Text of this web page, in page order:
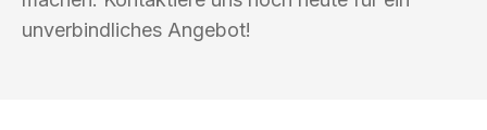
unverbindliches Angebot!